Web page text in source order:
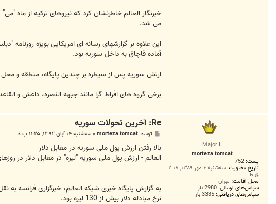
خبرنگار العالم خاطرنشان کرد که نیروهای ترکیه از
می شد.
این علاوه بر گزارشهای رسانه ای امریکایی بویژه
آماده قاچاق به داخل سوریه بود.
ارتش سوریه پس از سیطره بر چندین پایگاه، منطقه و
برخی گروه های افراط گرا مانند جبهه النصره، داعش و
Major II
morteza tomcat
پست: 752
تاریخ عضویت: سه‌شنبه ۶ مهر ۱۳۸۹, ۲:۱۸
ق.ظ
محل اقامت: تهران
سپاس‌های ارسالی: 2980 بار
سپاس‌های دریافتی: 3335 بار
Re: آخرين تحولات سوريه
ت
توسطmorteza tomcat
»سه‌شنبه ۱۴ آبان ۱۳۹۲, ۱۱:۲۵ ب.ظ
بالا رفتن ارزش پول ملی سوریه در مقابل دلار
العالم - ارزش پول ملی سوریه "لیره" در مقابل دلار در
نرخ مبادله دلار بیش از 130 لیره بود.